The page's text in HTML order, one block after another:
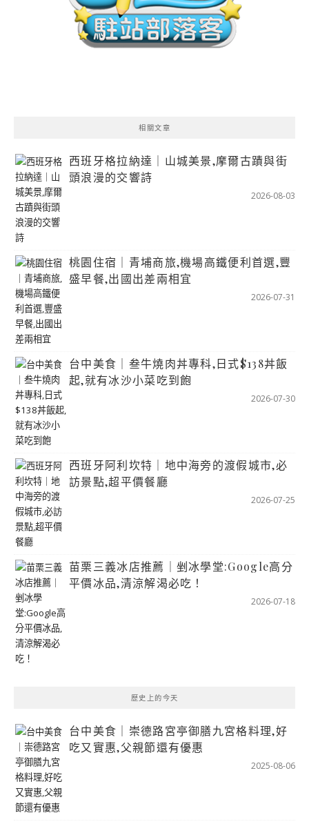
相關文章
西班牙格拉納達｜山城美景,摩爾古蹟與街
頭浪漫的交響詩
2026-08-03
桃園住宿｜青埔商旅,機場高鐵便利首選,豐
盛早餐,出國出差兩相宜
2026-07-31
台中美食｜叁牛燒肉丼專科,日式$138丼飯
起,就有冰沙小菜吃到飽
2026-07-30
西班牙阿利坎特｜地中海旁的渡假城市,必
訪景點,超平價餐廳
2026-07-25
苗栗三義冰店推薦｜剉冰學堂:Google高分
平價冰品,清涼解渴必吃！
2026-07-18
歷史上的今天
台中美食｜崇德路宮亭御膳九宮格料理,好
吃又實惠,父親節還有優惠
2025-08-06